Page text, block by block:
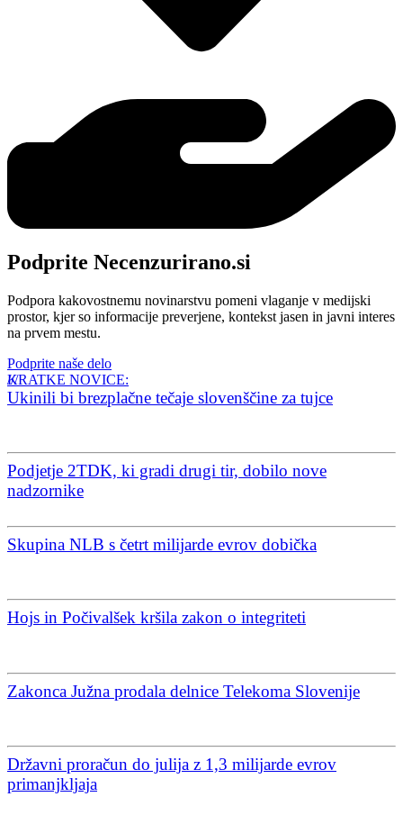
Podprite Necenzurirano.si
Podpora kakovostnemu novinarstvu pomeni vlaganje v medijski
prostor, kjer so informacije preverjene, kontekst jasen in javni interes
na prvem mestu.
Podprite naše delo
KRATKE NOVICE:
Ukinili bi brezplačne tečaje slovenščine za tujce
Podjetje 2TDK, ki gradi drugi tir, dobilo nove
nadzornike
Skupina NLB s četrt milijarde evrov dobička
Hojs in Počivalšek kršila zakon o integriteti
Zakonca Južna prodala delnice Telekoma Slovenije
Državni proračun do julija z 1,3 milijarde evrov
primanjkljaja